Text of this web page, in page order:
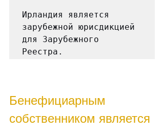
Ирландия является
зарубежной юрисдикцией
для Зарубежного
Бенефициарным
собственником является